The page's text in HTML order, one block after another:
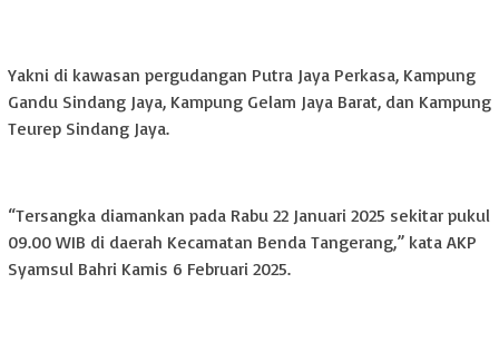
Yakni di kawasan pergudangan Putra Jaya Perkasa, Kampung
Gandu Sindang Jaya, Kampung Gelam Jaya Barat, dan Kampung
Teurep Sindang Jaya.
“Tersangka diamankan pada Rabu 22 Januari 2025 sekitar pukul
09.00 WIB di daerah Kecamatan Benda Tangerang,” kata AKP
Syamsul Bahri Kamis 6 Februari 2025.